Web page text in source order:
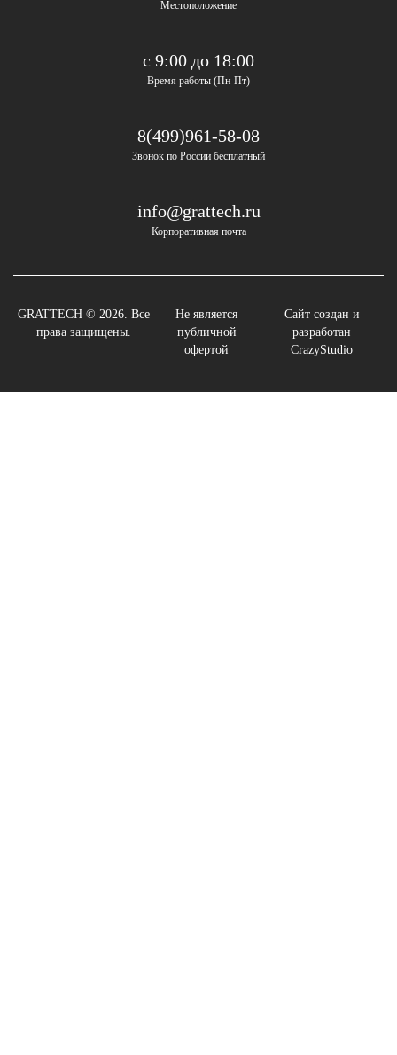
Местоположение
с 9:00 до 18:00
Время работы (Пн-Пт)
8(499)961-58-08
Звонок по России бесплатный
info@grattech.ru
Корпоративная почта
GRATTECH © 2026. Все
права защищены.
Не является
публичной
офертой
Сайт создан и
разработан
CrazyStudio